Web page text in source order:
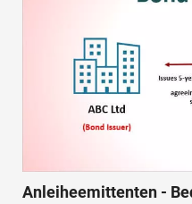
Anleiheemittenten -